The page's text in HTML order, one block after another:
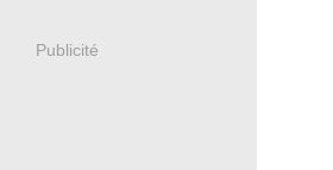
Publicité